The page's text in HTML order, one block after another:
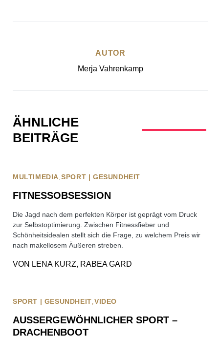
AUTOR
Merja Vahrenkamp
ÄHNLICHE
BEITRÄGE
MULTIMEDIA SPORT | GESUNDHEIT
FITNESSOBSESSION
Die Jagd nach dem perfekten Körper ist geprägt vom Druck
zur Selbstoptimierung. Zwischen Fitnessfieber und
Schönheitsidealen stellt sich die Frage, zu welchem Preis wir
nach makellosem Äußeren streben.
VON LENA KURZ, RABEA GARD
SPORT | GESUNDHEIT VIDEO
AUSSERGEWÖHNLICHER SPORT – D
RACHENBOOT